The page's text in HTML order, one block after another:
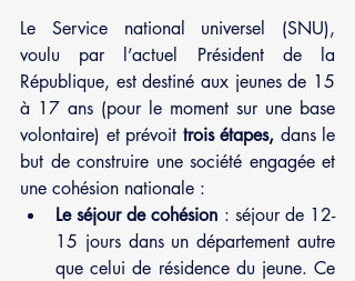
Le Service national universel (SNU),
voulu par l’actuel Président de la
République, est destiné aux jeunes de 15
à 17 ans (pour le moment sur une base
volontaire) et prévoit trois étapes, dans le
but de construire une société engagée et
une cohésion nationale :
Le séjour de cohésion : séjour de 12-
15 jours dans un département autre
que celui de résidence du jeune. Ce